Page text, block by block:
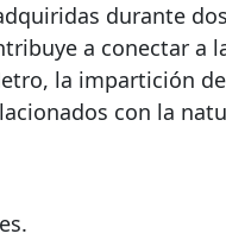
durante
a conectar a
la impartición
con la